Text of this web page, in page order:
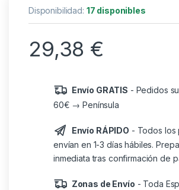
Disponibilidad: 17 disponibles
29,38 €
Envío GRATIS - Pedidos
60€ → Península
Envío RÁPIDO - Todos los
envían en 1-3 días hábiles.
inmediata tras confirmación de
Zonas de Envío - Toda